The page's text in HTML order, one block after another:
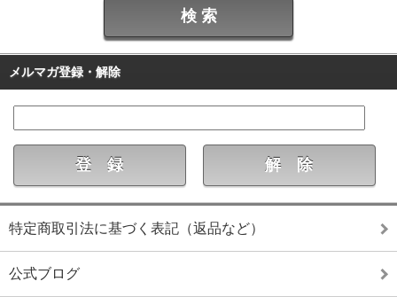
メルマガ登録・解除
特定商取引法に基づく表記（返品など）
公式ブログ